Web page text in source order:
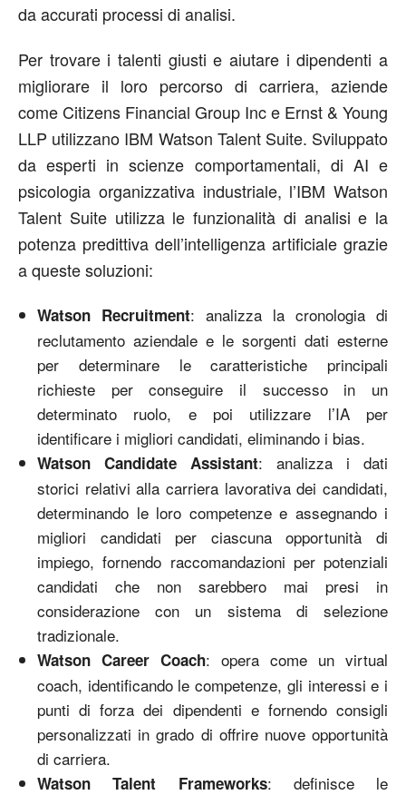
da accurati processi di analisi.
Per trovare i talenti giusti e aiutare i dipendenti a
migliorare il loro percorso di carriera, aziende
come Citizens Financial Group Inc e Ernst & Young
LLP utilizzano IBM Watson Talent Suite. Sviluppato
da esperti in scienze comportamentali, di AI e
psicologia organizzativa industriale, l’IBM Watson
Talent Suite utilizza le funzionalità di analisi e la
potenza predittiva dell’intelligenza artificiale grazie
a queste soluzioni:
Watson Recruitment: analizza la cronologia di
reclutamento aziendale e le sorgenti dati esterne
per determinare le caratteristiche principali
richieste per conseguire il successo in un
determinato ruolo, e poi utilizzare l’IA per
identificare i migliori candidati, eliminando i bias.
Watson Candidate Assistant: analizza i dati
storici relativi alla carriera lavorativa dei candidati,
determinando le loro competenze e assegnando i
migliori candidati per ciascuna opportunità di
impiego, fornendo raccomandazioni per potenziali
candidati che non sarebbero mai presi in
considerazione con un sistema di selezione
tradizionale.
Watson Career Coach: opera come un virtual
coach, identificando le competenze, gli interessi e i
punti di forza dei dipendenti e fornendo consigli
personalizzati in grado di offrire nuove opportunità
di carriera.
Watson Talent Frameworks: definisce le